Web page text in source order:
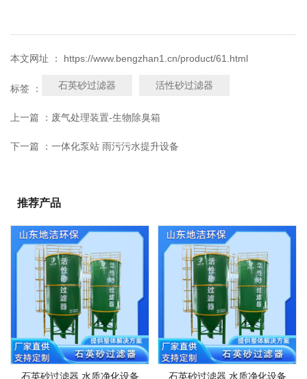
本文网址 ： https://www.bengzhan1.cn/product/61.html
标签 ： 石英砂过滤器 活性砂过滤器
上一篇 ： 废气处理装置-生物除臭箱
下一篇 ： 一体化泵站 雨污污水提升设备
推荐产品
石英砂过滤器 水质净化设备 石英砂过滤器 水质净化设备